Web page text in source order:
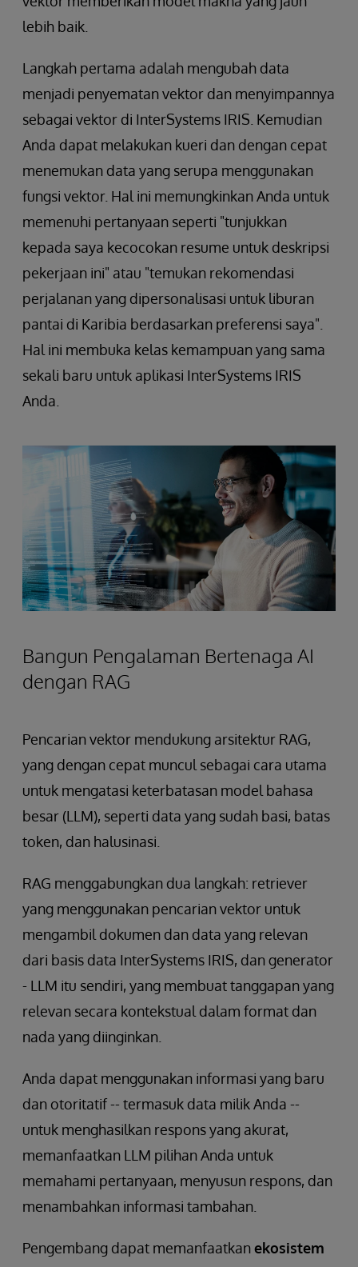
lebih baik.
Langkah pertama adalah mengubah data
menjadi penyematan vektor dan menyimpannya
sebagai vektor di InterSystems IRIS. Kemudian
Anda dapat melakukan kueri dan dengan cepat
menemukan data yang serupa menggunakan
fungsi vektor. Hal ini memungkinkan Anda untuk
memenuhi pertanyaan seperti "tunjukkan
kepada saya kecocokan resume untuk deskripsi
pekerjaan ini" atau "temukan rekomendasi
perjalanan yang dipersonalisasi untuk liburan
pantai di Karibia berdasarkan preferensi saya".
Hal ini membuka kelas kemampuan yang sama
sekali baru untuk aplikasi InterSystems IRIS
Anda.
Bangun Pengalaman Bertenaga AI
dengan RAG
Pencarian vektor mendukung arsitektur RAG,
yang dengan cepat muncul sebagai cara utama
untuk mengatasi keterbatasan model bahasa
besar (LLM), seperti data yang sudah basi, batas
token, dan halusinasi.
RAG menggabungkan dua langkah: retriever
yang menggunakan pencarian vektor untuk
mengambil dokumen dan data yang relevan
dari basis data InterSystems IRIS, dan generator
- LLM itu sendiri, yang membuat tanggapan yang
relevan secara kontekstual dalam format dan
nada yang diinginkan.
Anda dapat menggunakan informasi yang baru
dan otoritatif -- termasuk data milik Anda --
untuk menghasilkan respons yang akurat,
memanfaatkan LLM pilihan Anda untuk
memahami pertanyaan, menyusun respons, dan
menambahkan informasi tambahan.
Pengembang dapat memanfaatkanekosistem